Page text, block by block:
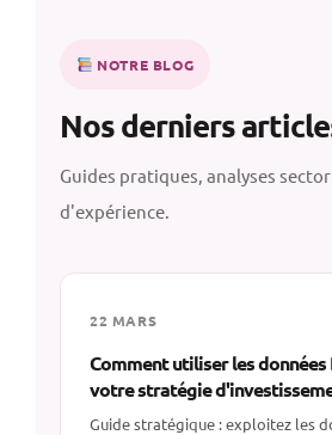
NOTRE BLOG
Nos derniers
Guides pratiques, analyses
d'expérience.
22 MARS
Comment utiliser les données
votre stratégie
Guide stratégique : exploitez les